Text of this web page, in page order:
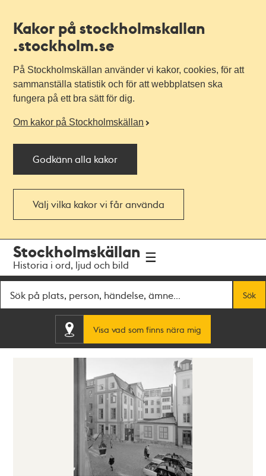
Kakor på stockholmskallan
.stockholm.se
På Stockholmskällan använder vi kakor, cookies, för att
sammanställa statistik och för att webbplatsen ska
fungera på ett bra sätt för dig.
Om kakor på Stockholmskällan
Godkänn alla kakor
Välj vilka kakor vi får använda
navigationen
huvudinnehållet
Stockholmskällan
Historia i ord, ljud och bild
Sök
Visa vad som finns nära mig